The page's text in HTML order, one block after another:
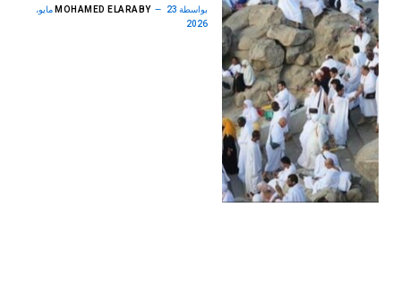
بواسطة MOHAMED ELARABY 23 مايو،
2026